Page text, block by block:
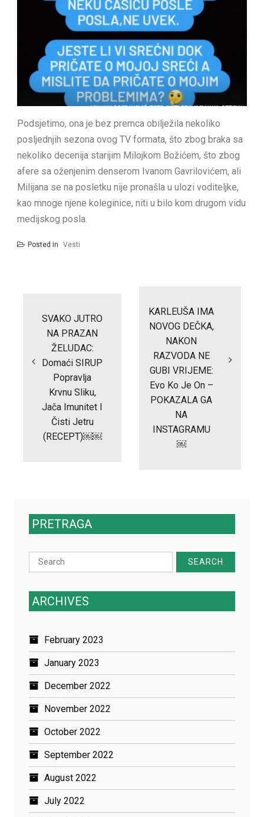
Podsjetimo, ona je bez premca obilježila nekoliko
posljednjih sezona ovog TV formata, što zbog braka sa
nekoliko decenija starijim Milojkom Božićem, što zbog
afere sa oženjenim denserom Ivanom Gavrilovićem, ali
Milijana se na posletku nije pronašla u ulozi voditeljke,
kao mnoge njene koleginice, niti u bilo kom drugom vidu
medijskog posla.
Posted in Vesti
SVAKO JUTRO
NA PRAZAN
ŽELUDAC:
Domaći SIRUP
Popravlja
Krvnu Sliku,
Jača Imunitet I
Čisti Jetru
(RECEPT)￼￼
KARLEUŠA IMA
NOVOG DEČKA,
NAKON
RAZVODA NE
GUBI VRIJEME:
Evo Ko Je On –
POKAZALA GA
NA
INSTAGRAMU
￼
PRETRAGA
Search
for:
ARCHIVES
February 2023
January 2023
December 2022
November 2022
October 2022
September 2022
August 2022
July 2022